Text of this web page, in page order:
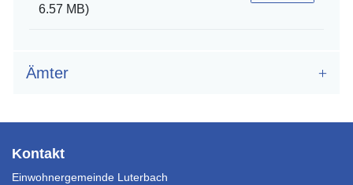
6.57 MB)
Ämter
Kontakt
Einwohnergemeinde Luterbach